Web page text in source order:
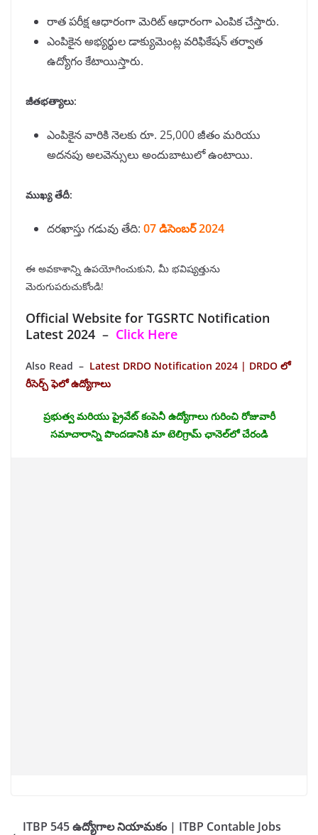
రాత పరీక్ష ఆధారంగా మెరిట్ ఆధారంగా ఎంపిక చేస్తారు.
ఎంపికైన అభ్యర్థుల డాక్యుమెంట్ల వరిఫికేషన్ తర్వాత
ఉద్యోగం కేటాయిస్తారు.
జీతభత్యాలు:
ఎంపికైన వారికి నెలకు రూ. 25,000 జీతం మరియు
అదనపు అలవెన్సులు అందుబాటులో ఉంటాయి.
ముఖ్య తేదీ:
దరఖాస్తు గడువు తేది: 07 డిసెంబర్ 2024
ఈ అవకాశాన్ని ఉపయోగించుకుని, మీ భవిష్యత్తును
మెరుగుపరుచుకోండి!
Official Website for TGSRTC Notification
Latest 2024 – Click Here
Also Read – Latest DRDO Notification 2024 | DRDO లో
రీసెర్చ్ ఫెలో ఉద్యోగాలు
ప్రభుత్వ మరియు ప్రైవేట్ కంపెనీ ఉద్యోగాలు గురించి రోజువారీ
సమాచారాన్ని పొందడానికి మా టెలిగ్రామ్ ఛానెల్‌లో చేరండి
ITBP 545 ఉద్యోగాల నియామకం | ITBP Contable Jobs